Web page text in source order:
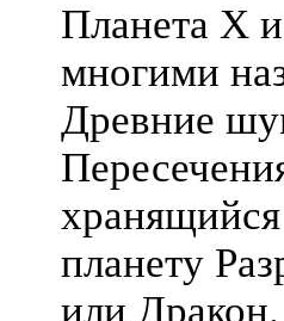
Планета X
многими
Древние
планету
или